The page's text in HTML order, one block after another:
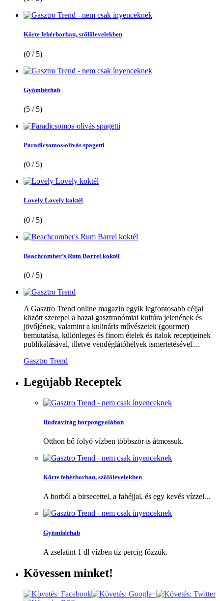
Körte fehérborban, szőlőlevelekben
(0 / 5)
Gyömbérhab
(5 / 5)
Paradicsomos-olívás spagetti
(0 / 5)
Lovely Lovely koktél
(0 / 5)
Beachcomber’s Rum Barrel koktél
(0 / 5)
A Gasztro Trend online magazin egyik legfontosabb céljai
között szerepel a hazai gasztronómiai kultúra jelenének és
jövőjének, valamint a kulináris művészetek (gourmet)
bemutatása, különleges és finom ételek és italok receptjeinek
publikálásával, illetve vendéglátóhelyek ismertetésével....
Gasztro Trend
Legújabb Receptek
Bodzavirág borpongyolában
Otthon bő folyó vízben többször is átmossuk.
Körte fehérborban, szőlőlevelekben
A borból a birsecettel, a fahéjjal, és egy kevés vízzel...
Gyömbérhab
A zselatint 1 dl vízben tíz percig főzzük.
Kövessen minket!